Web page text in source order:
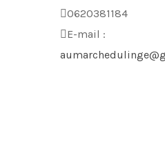
0620381184
E-mail :